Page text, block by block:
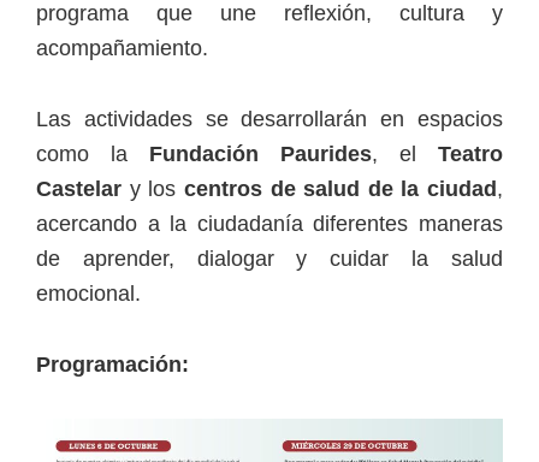
programa que une reflexión, cultura y
acompañamiento.
Las actividades se desarrollarán en espacios
como la Fundación Paurides, el Teatro
Castelar y los centros de salud de la ciudad ,
acercando a la ciudadanía diferentes maneras
de aprender, dialogar y cuidar la salud
emocional.
Programación: